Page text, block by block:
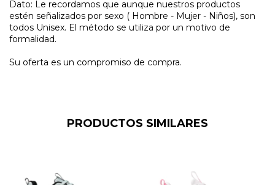
Dato: Le recordamos que aunque nuestros productos
estén señalizados por sexo ( Hombre - Mujer - Niños), son
todos Unisex. El método se utiliza por un motivo de
formalidad.
Su oferta es un compromiso de compra.
PRODUCTOS SIMILARES